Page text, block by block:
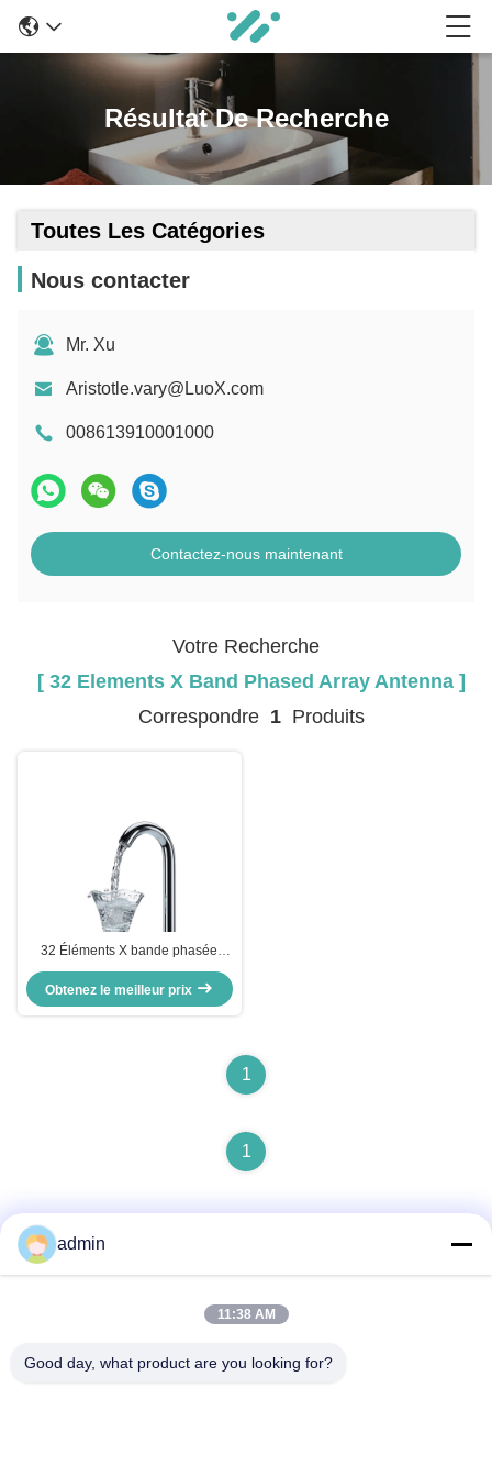
Résultat De Recherche
Toutes Les Catégories
Nous contacter
Mr. Xu
Aristotle.vary@LuoX.com
008613910001000
Contactez-nous maintenant
Votre Recherche
[ 32 Elements X Band Phased Array Antenna ]
Correspondre 1 Produits
32 Éléments X bande phasée
antenne de réseau dans l'espace
basé sur la formation de faisceaux
Obtenez le meilleur prix
1
1
admin
11:38 AM
Good day, what product are you looking for?